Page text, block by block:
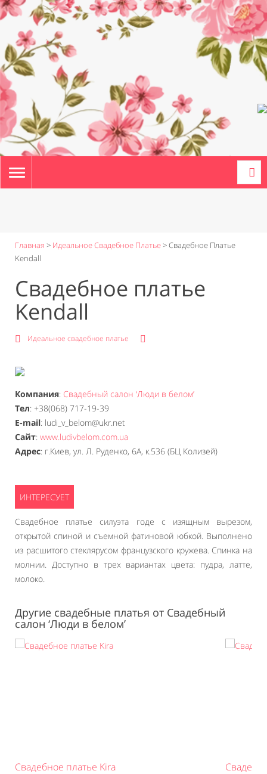
TOGGLE
NAVIGATION
Главная > Идеальное Свадебное Платье>Свадебное Платье
Kendall
Свадебное платье
Kendall
Идеальное свадебное платье
Компания: Cвадебный салон ‘Люди в белом’
Тел: +38(068) 717-19-39
E-mail: ludi_v_belom@ukr.net
Сайт: www.ludivbelom.com.ua
Адрес: г.Киев, ул. Л. Руденко, 6А, к.536 (БЦ Колизей)
Свадебное платье силуэта годе с изящным вырезом,
открытой спиной и съемной фатиновой юбкой. Выполнено
из расшитого стеклярусом французского кружева. Спинка на
молнии. Доступно в трех вариантах цвета: пудра, латте,
молоко.
Другие свадебные платья от Cвадебный
салон ‘Люди в белом’
Свадебное платье Kira